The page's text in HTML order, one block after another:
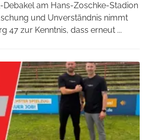
am Hans-Zoschke-Stadion
und Unverständnis nimmt
47 zur Kenntnis, dass erneut ...